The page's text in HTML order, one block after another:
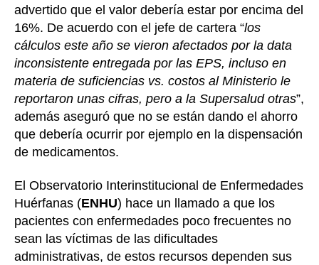
advertido que el valor debería estar por encima del
16%. De acuerdo con el jefe de cartera “los
cálculos este año se vieron afectados por la data
inconsistente entregada por las EPS, incluso en
materia de suficiencias vs. costos al Ministerio le
reportaron unas cifras, pero a la Supersalud otras”,
además aseguró que no se están dando el ahorro
que debería ocurrir por ejemplo en la dispensación
de medicamentos.
El Observatorio Interinstitucional de Enfermedades
Huérfanas (ENHU) hace un llamado a que los
pacientes con enfermedades poco frecuentes no
sean las víctimas de las dificultades
administrativas, de estos recursos dependen sus